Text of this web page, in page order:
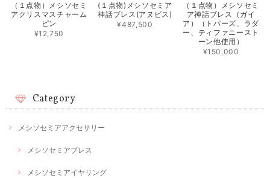
（１点物）メシソセミ
アクリスマスチャーム
ピン
¥12,750
(１点物)メシソセミア
神話ブレス(アヌビス)
¥487,500
（１点物）メシソセミ
ア神話ブレス（ガイ
ア）（トパーズ、ラダ
ー、ティファニースト
ーン他使用）
¥150,000
Category
メシソセミアアクセサリー
メシソセミアブレス
メシソセミアイヤリング